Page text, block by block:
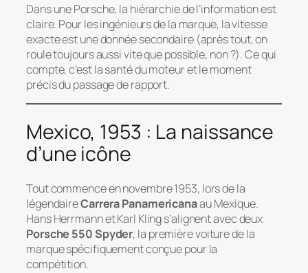
Dans une Porsche, la hiérarchie de l’information est
claire. Pour les ingénieurs de la marque, la vitesse
exacte est une donnée secondaire (après tout, on
roule toujours aussi vite que possible, non ?). Ce qui
compte, c’est la santé du moteur et le moment
précis du passage de rapport.
Mexico, 1953 : La naissance
d’une icône
Tout commence en novembre 1953, lors de la
légendaireCarrera Panamericanaau Mexique.
Hans Herrmann et Karl Kling s’alignent avec deux
Porsche 550 Spyder, la première voiture de la
marque spécifiquement conçue pour la
compétition.